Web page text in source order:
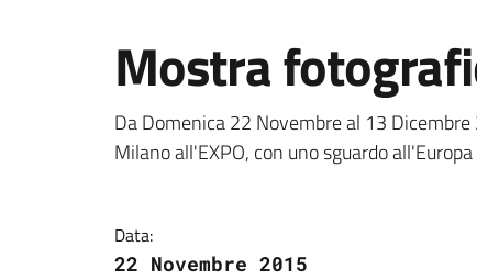
Mostra
Dettagli della
Da Domenica 22 Novembre al 13
Milano all'EXPO, con uno sguardo all'Europa
Data:
22 Novembre 2015